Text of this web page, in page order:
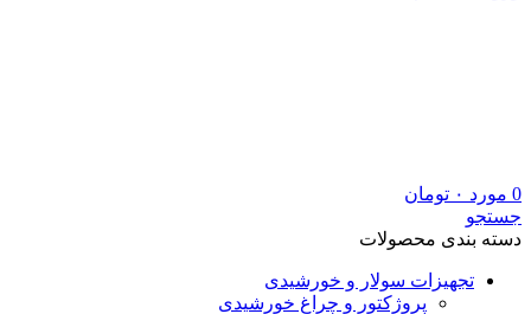
0 مورد ۰ تومان
جستجو
دسته بندی محصولات
تجهیزات سولار و خورشیدی
پروژکتور و چراغ خورشیدی